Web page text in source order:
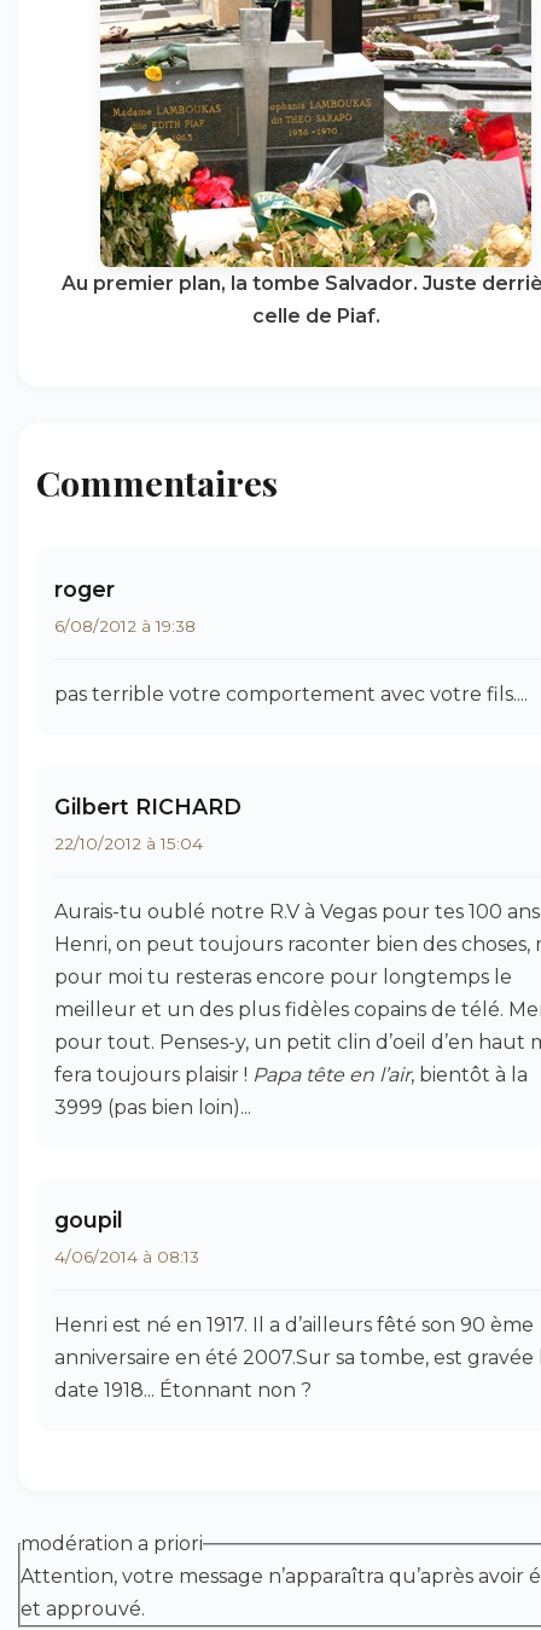
Au premier plan, la tombe Salvador. Juste
celle de Piaf.
Commentaires
roger
6/08/2012 à 19:38
pas terrible votre comportement avec votre fils....
Gilbert RICHARD
22/10/2012 à 15:04
Aurais-tu oublé notre R.V à Vegas pour tes 100
Henri, on peut toujours raconter bien des choses,
pour moi tu resteras encore pour longtemps le
meilleur et un des plus fidèles copains de télé.
pour tout. Penses-y, un petit clin d’oeil d’en haut
fera toujours plaisir ! Papa tête en l’air, bientôt à la
3999 (pas bien loin)...
goupil
4/06/2014 à 08:13
Henri est né en 1917. Il a d’ailleurs fêté son 90 ème
anniversaire en été 2007.Sur sa tombe, est gravée
date 1918... Étonnant non ?
modération a priori
Attention, votre message n’apparaîtra qu’après avoir
et approuvé.